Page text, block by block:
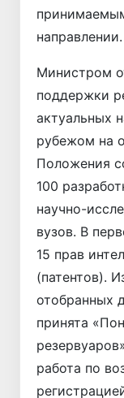
направлении.
Министром
поддержки
актуальных
рубежом на
Положения
100
научно-
вузов. В
15 прав
(патентов).
отобранных
принята
работа по